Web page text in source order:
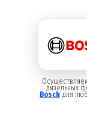
дизельных
Bosch для